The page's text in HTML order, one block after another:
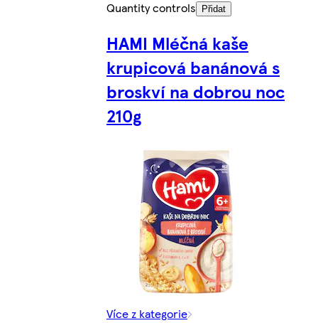
Quantity controls Přidat
HAMI Mléčná kaše
krupicová banánová s
broskví na dobrou noc
210g
Více z kategorie